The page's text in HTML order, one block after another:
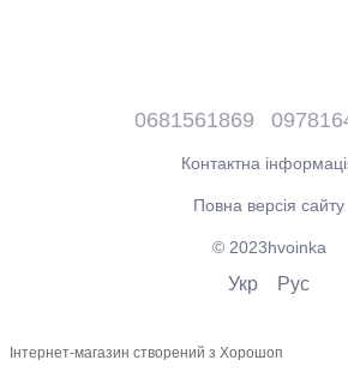
0681561869
Контактна
Повна версія сайту
© 2023hvoinka
Укр Рус
Інтернет-магазин створений з Хорошоп